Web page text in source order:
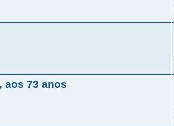
aos 73 anos